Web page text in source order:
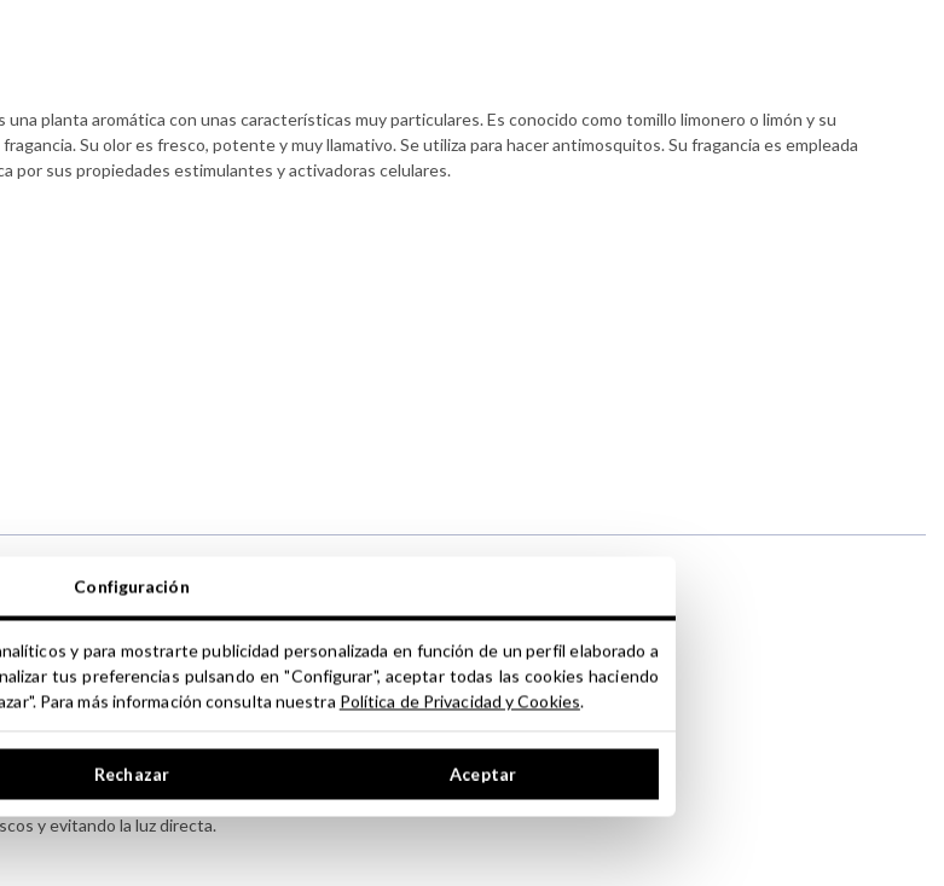
una planta aromática con unas características muy particulares. Es conocido como tomillo limonero o limón y su
Su olor es fresco, potente y muy llamativo. Se utiliza para hacer antimosquitos. Su fragancia es empleada
por sus propiedades estimulantes y activadoras celulares.
según tratamiento. Aceites, agua, arcillas, alcohol, etc.
un especialista cualificado.
neurológicas o personas con alteraciones coronarias.
física.
y evitando la luz directa.
Configuración
y para mostrarte publicidad personalizada en función de un perfil elaborado a
tus preferencias pulsando en "Configurar", aceptar todas las cookies haciendo
Para más información consulta nuestra Política de Privacidad y Cookies.
Rechazar Aceptar